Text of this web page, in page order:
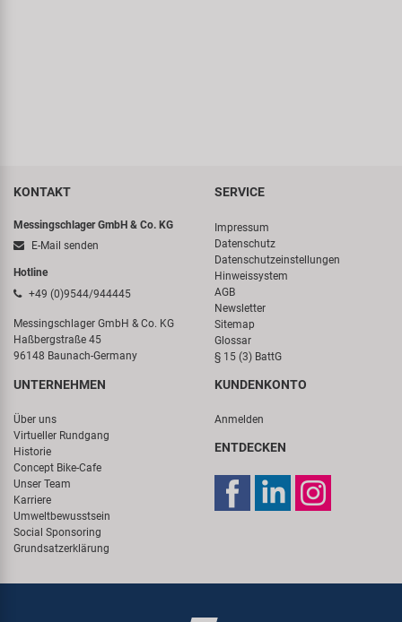
KONTAKT
Messingschlager GmbH & Co. KG
E-Mail senden
Hotline
+49 (0)9544/944445
Messingschlager GmbH & Co. KG
Haßbergstraße 45
96148 Baunach-Germany
SERVICE
Impressum
Datenschutz
Datenschutzeinstellungen
Hinweissystem
AGB
Newsletter
Sitemap
Glossar
§ 15 (3) BattG
UNTERNEHMEN
Über uns
Virtueller Rundgang
Historie
Concept Bike-Cafe
Unser Team
Karriere
Umweltbewusstsein
Social Sponsoring
Grundsatzerklärung
KUNDENKONTO
Anmelden
ENTDECKEN